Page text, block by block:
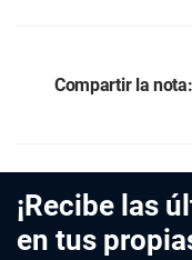
Compartir la nota:
¡Recibe las
en tus